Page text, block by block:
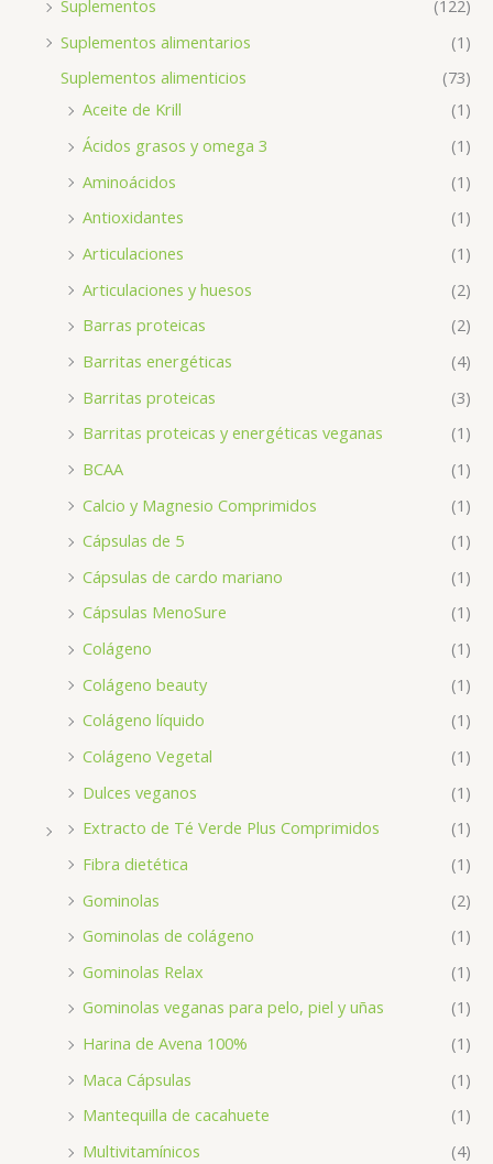
Suplementos
(122)
Suplementos alimentarios
(1)
Suplementos alimenticios
(73)
Aceite de Krill
(1)
Ácidos grasos y omega 3
(1)
Aminoácidos
(1)
Antioxidantes
(1)
Articulaciones
(1)
Articulaciones y huesos
(2)
Barras proteicas
(2)
Barritas energéticas
(4)
Barritas proteicas
(3)
Barritas proteicas y energéticas veganas
(1)
BCAA
(1)
Calcio y Magnesio Comprimidos
(1)
Cápsulas de 5
(1)
Cápsulas de cardo mariano
(1)
Cápsulas MenoSure
(1)
Colágeno
(1)
Colágeno beauty
(1)
Colágeno líquido
(1)
Colágeno Vegetal
(1)
Dulces veganos
(1)
Extracto de Té Verde Plus Comprimidos
(1)
Fibra dietética
(1)
Gominolas
(2)
Gominolas de colágeno
(1)
Gominolas Relax
(1)
Gominolas veganas para pelo, piel y uñas
(1)
Harina de Avena 100%
(1)
Maca Cápsulas
(1)
Mantequilla de cacahuete
(1)
Multivitamínicos
(4)